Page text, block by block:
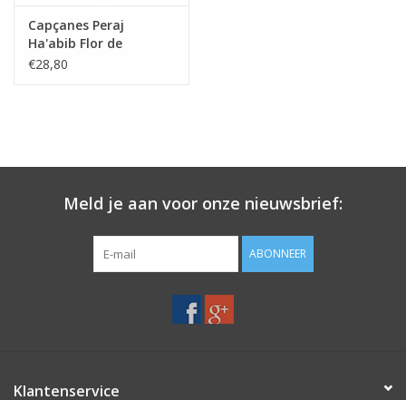
Capçanes Peraj
Ha'abib Flor de
Primavera
€28,80
Meld je aan voor onze nieuwsbrief:
ABONNEER
Klantenservice